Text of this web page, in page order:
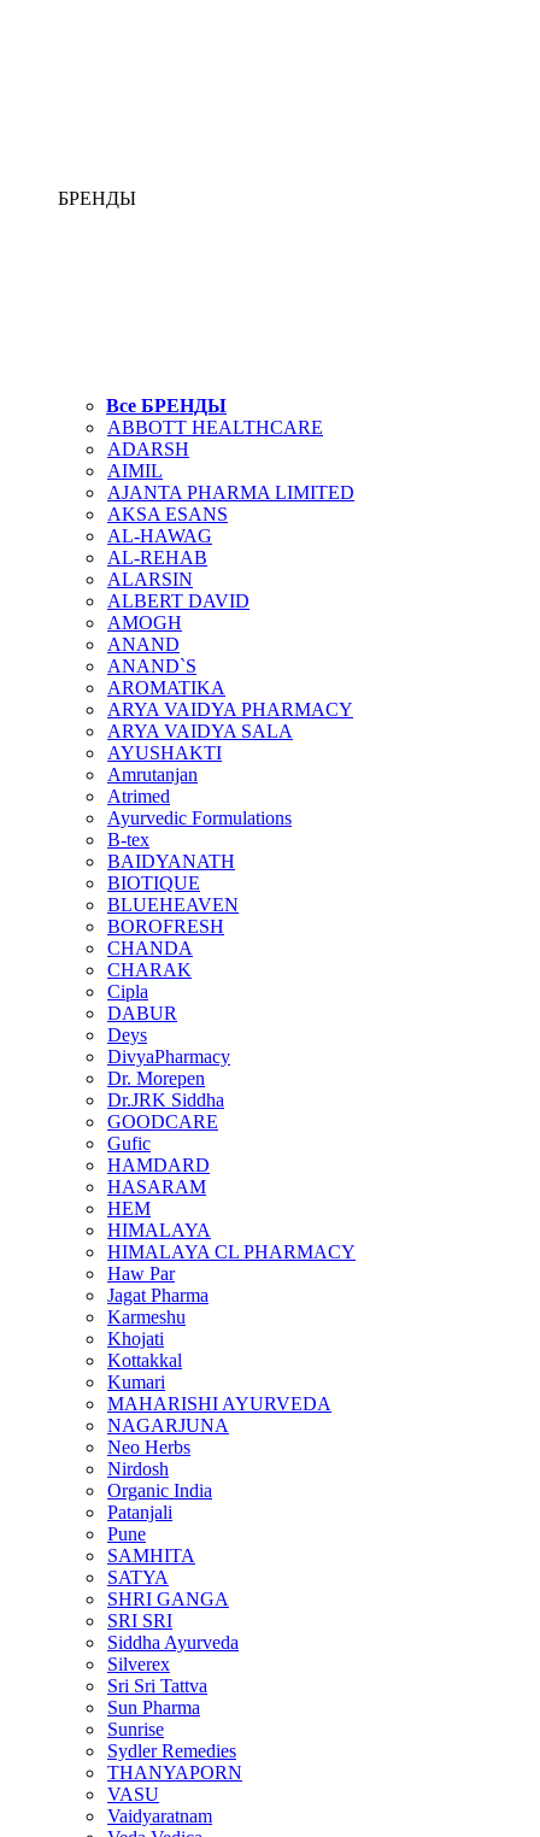
БРЕНДЫ
Все БРЕНДЫ
ABBOTT HEALTHCARE
ADARSH
AIMIL
AJANTA PHARMA LIMITED
AKSA ESANS
AL-HAWAG
AL-REHAB
ALARSIN
ALBERT DAVID
AMOGH
ANAND
ANAND`S
AROMATIKA
ARYA VAIDYA PHARMACY
ARYA VAIDYA SALA
AYUSHAKTI
Amrutanjan
Atrimed
Ayurvedic Formulations
B-tex
BAIDYANATH
BIOTIQUE
BLUEHEAVEN
BOROFRESH
CHANDA
CHARAK
Cipla
DABUR
Deys
DivyaPharmacy
Dr. Morepen
Dr.JRK Siddha
GOODCARE
Gufic
HAMDARD
HASARAM
HEM
HIMALAYA
HIMALAYA CL PHARMACY
Haw Par
Jagat Pharma
Karmeshu
Khojati
Kottakkal
Kumari
MAHARISHI AYURVEDA
NAGARJUNA
Neo Herbs
Nirdosh
Organic India
Patanjali
Pune
SAMHITA
SATYA
SHRI GANGA
SRI SRI
Siddha Ayurveda
Silverex
Sri Sri Tattva
Sun Pharma
Sunrise
Sydler Remedies
THANYAPORN
VASU
Vaidyaratnam